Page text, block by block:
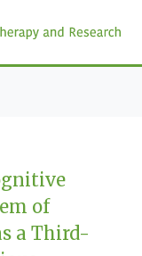
of
a Third-